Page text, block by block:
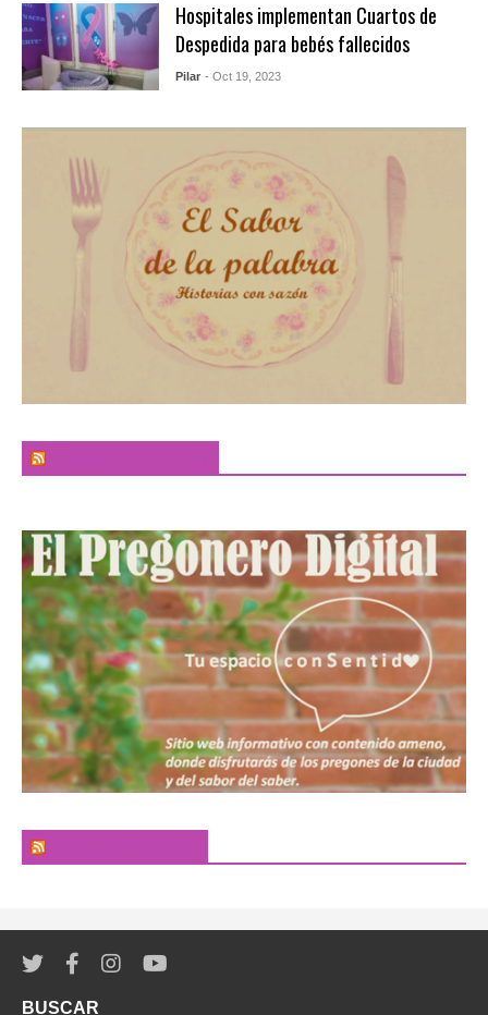
Hospitales implementan Cuartos de
Despedida para bebés fallecidos
Pilar - Oct 19, 2023
BUSCAR